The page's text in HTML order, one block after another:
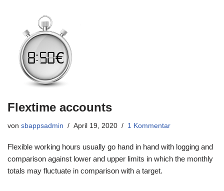
Flextime accounts
von sbappsadmin April 19, 2020 1 Kommentar
Flexible working hours usually go hand in hand with logging and
comparison against lower and upper limits in which the monthly
totals may fluctuate in comparison with a target.